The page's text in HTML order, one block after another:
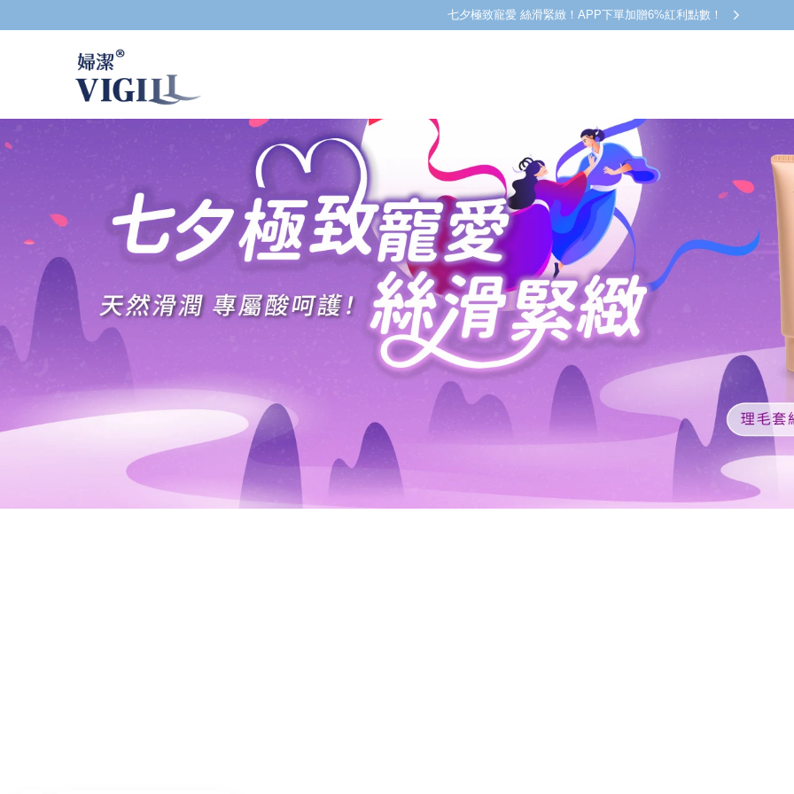
七夕極致寵愛 絲滑緊緻！APP下單加贈6%紅利點數！